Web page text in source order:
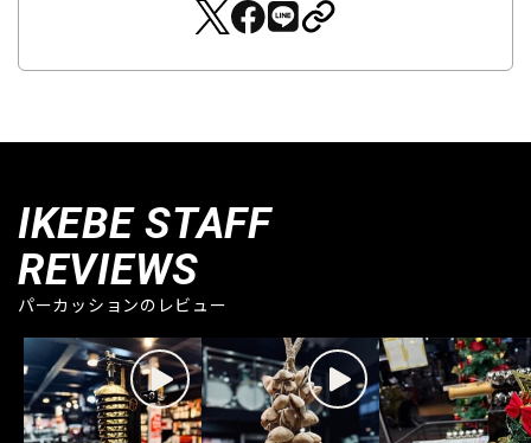
IKEBE STAFF
REVIEWS
パーカッションのレビュー